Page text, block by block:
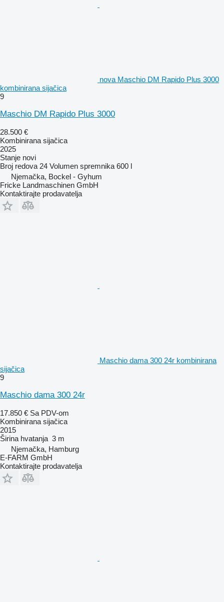
nova Maschio DM Rapido Plus 3000
kombinirana sijačica
9
Maschio DM Rapido Plus 3000
28.500 €
Kombinirana sijačica
2025
Stanje novi
Broj redova 24 Volumen spremnika 600 l
Njemačka, Bockel - Gyhum
Fricke Landmaschinen GmbH
Kontaktirajte prodavatelja
Maschio dama 300 24r kombinirana
sijačica
9
Maschio dama 300 24r
17.850 € Sa PDV-om
Kombinirana sijačica
2015
Širina hvatanja 3 m
Njemačka, Hamburg
E-FARM GmbH
Kontaktirajte prodavatelja